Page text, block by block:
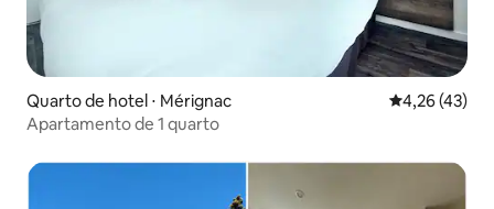
Quarto de hotel ⋅ Mérignac 4,26 de uma
4,26 (43)
Apartamento de 1 quarto